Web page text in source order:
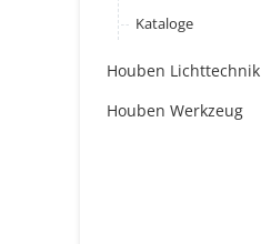
Kataloge
Houben Lichttechnik
Houben Werkzeug